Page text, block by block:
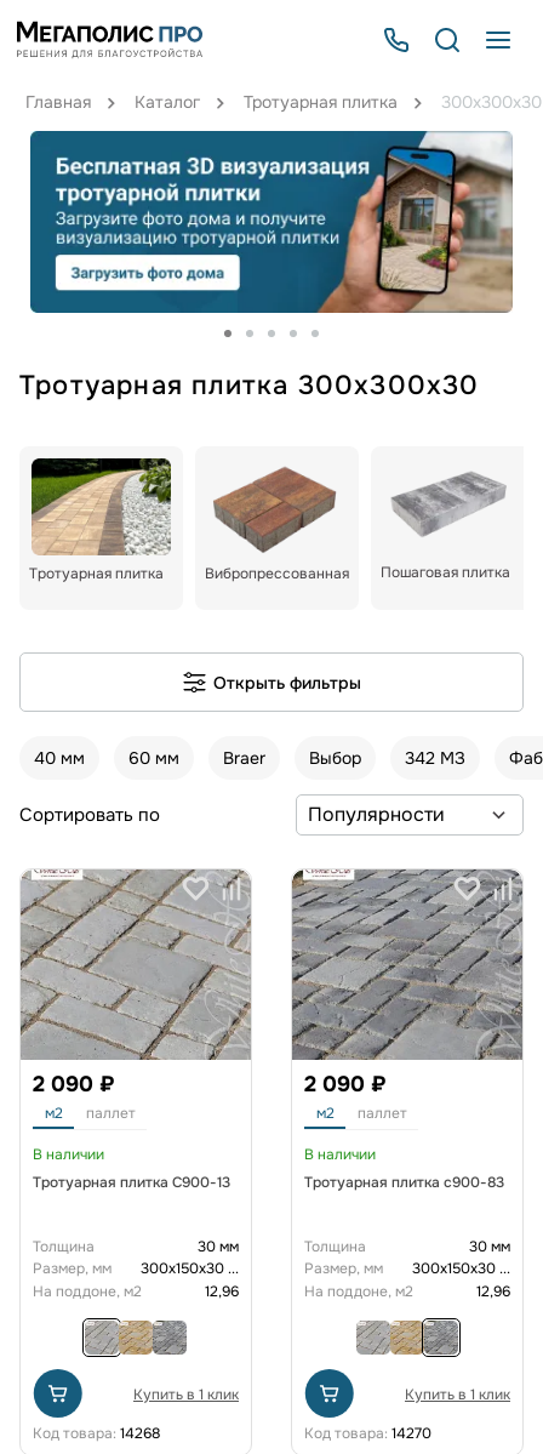
Главная Каталог Тротуарная плитка 300х300х30
Тротуарная плитка 300х300х30
Тротуарная плитка Вибропрессованная Пошаговая плитка
Открыть фильтры
40 мм 60 мм Braer Выбор 342 МЗ
Сортировать по
2 090 ₽
м2 паллет
В наличии
Тротуарная плитка C900-13
Толщина
30 мм
Размер, мм
300х150х30...
На поддоне, м2
12,96
Купить в 1 клик
Код товара: 14268
2 090 ₽
м2 паллет
В наличии
Тротуарная плитка с900-83
Толщина
30 мм
Размер, мм
300х150х30...
На поддоне, м2
12,96
Купить в 1 клик
Код товара: 14270